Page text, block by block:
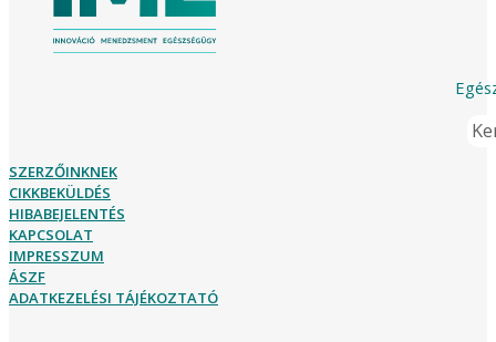
SZERZŐINKNEK
CIKKBEKÜLDÉS
HIBABEJELENTÉS
KAPCSOLAT
IMPRESSZUM
ÁSZF
ADATKEZELÉSI TÁJÉKOZTATÓ